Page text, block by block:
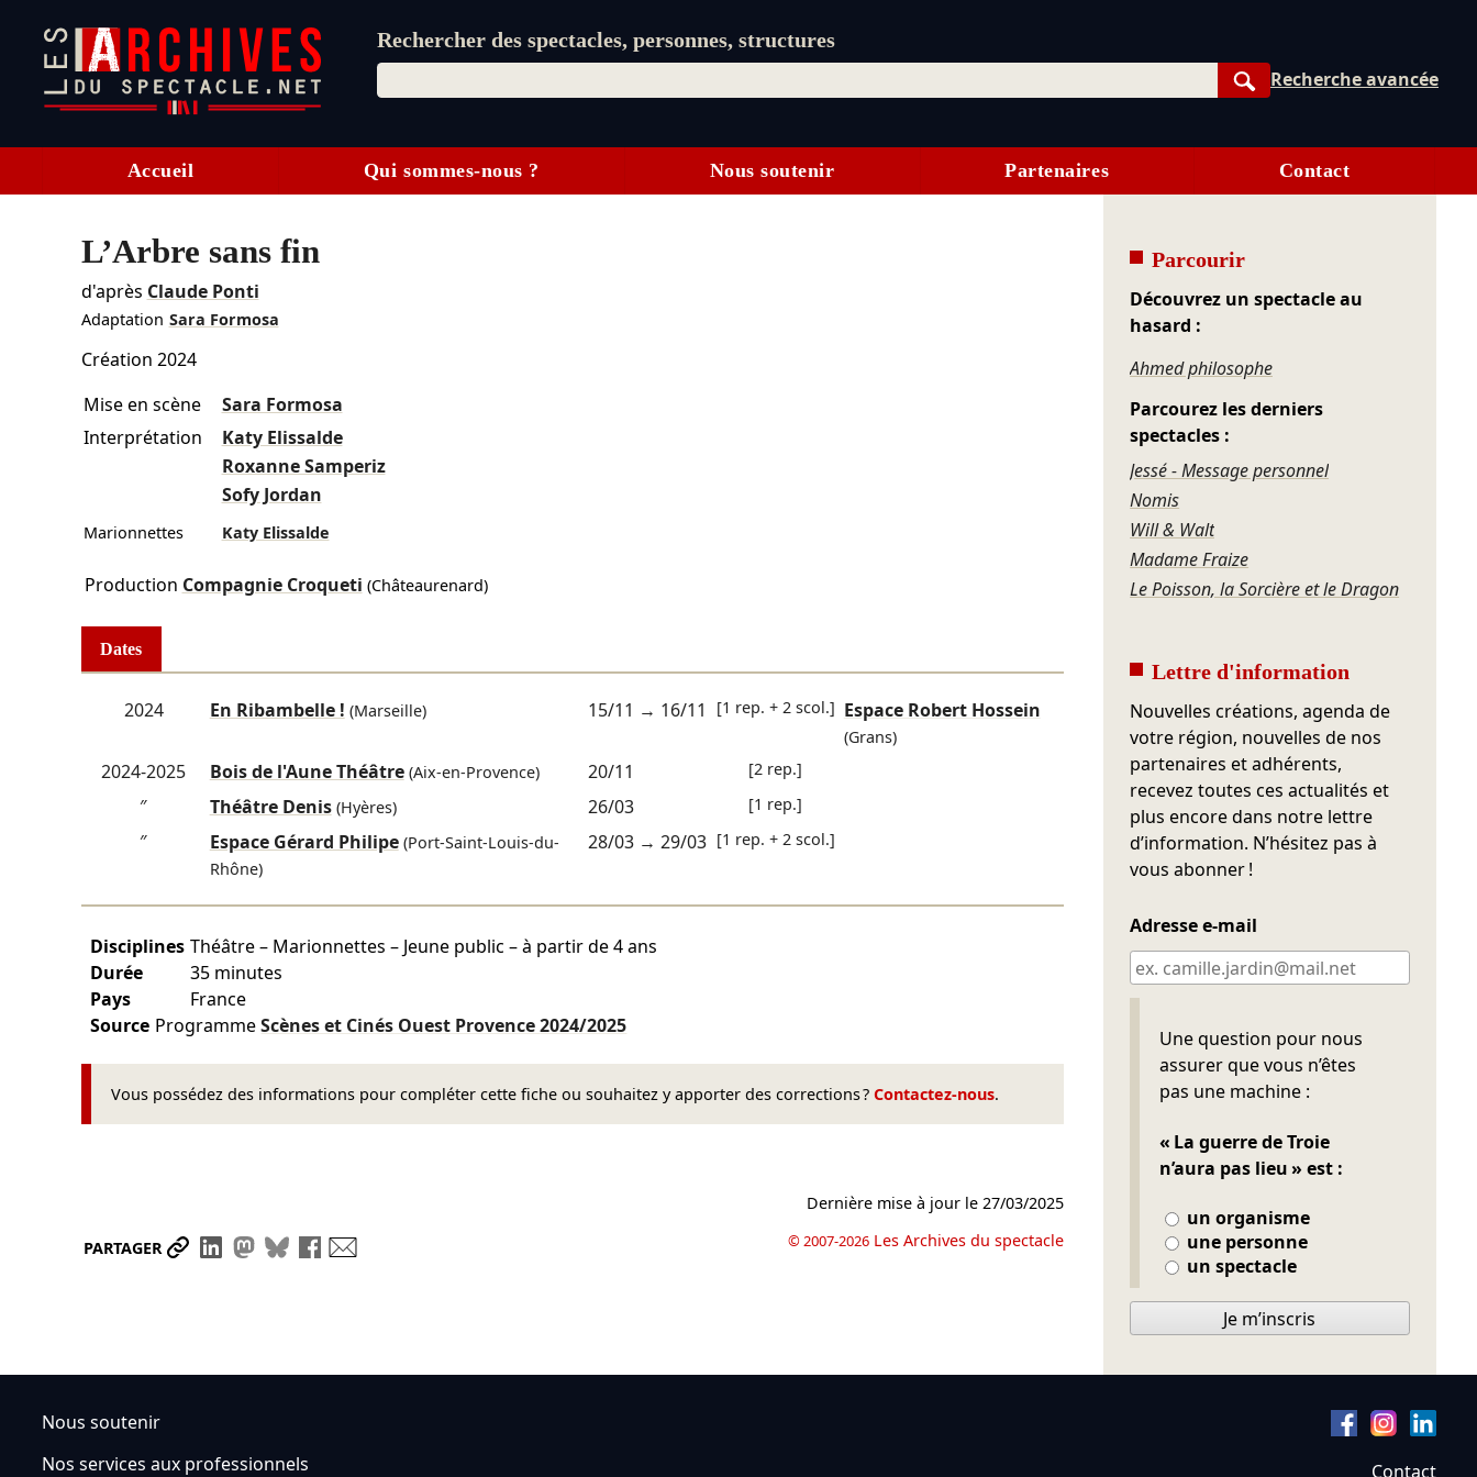
Rechercher des spectacles, personnes, structures
Rechercher
Recherche avancée
Accueil Qui sommes-nous ? Nous soutenir Partenaires Contact
L’Arbre sans fin
d'après Claude Ponti
Adaptation Sara Formosa
Création 2024
Mise en scène
Sara Formosa
Interprétation
Katy Elissalde
Roxanne Samperiz
Sofy Jordan
Marionnettes Katy Elissalde
Production Compagnie Croqueti (Châteaurenard)
Dates
2024 En Ribambelle ! (Marseille) 15/11 → 16/11 [1 rep. + 2 scol.] Espace Robert Hossein
(Grans)
2024-2025 Bois de l'Aune Théâtre(Aix-en-Provence) 20/11 [2 rep.]
″ Théâtre Denis(Hyères) 26/03 [1 rep.]
″ Espace Gérard Philipe(Port-Saint-Louis-du-
Rhône)
28/03→ 29/03 [1 rep. + 2 scol.]
Disciplines Théâtre – Marionnettes – Jeune public – à partir de 4 ans
Durée
35 minutes
Pays
France
Source ProgrammeScènes et Cinés Ouest Provence2024/2025
Vous possédez des informations pour compléter cette fiche ou souhaitez y apporter des corrections ? Contactez-nous.
PARTAGER Partager le lien
Partager sur LinkedIn
Partager sur Mastodon
Partager sur Bluesky
Partager sur Facebook
Dernière mise à jour le27/03/2025
© 2007-2026 Les Archives du spectacle
Parcourir
Découvrez un spectacle au
hasard :
Ahmed philosophe
Parcourez les derniers
spectacles :
Jessé - Message personnel
Nomis
Will & Walt
Madame Fraize
Le Poisson, la Sorcière et le Dragon
Lettre d'information
Nouvelles créations, agenda de
votre région, nouvelles de nos
partenaires et adhérents,
recevez toutes ces actualités et
plus encore dans notre lettre
d’information. N’hésitez pas à
vous abonner !
Adresse e-mail
Une question pour nous
assurer que vous n’êtes
pas une machine :
« La guerre de Troie
n’aura pas lieu » est :
un organisme
une personne
un spectacle
Ne pas remplir
Je m’inscris
Nous soutenir
Nos services aux professionnels
Contact